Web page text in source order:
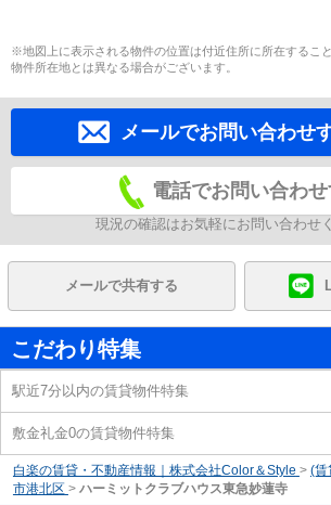
※地図上に表示される物件の位置は付近住所に所在するこ
物件所在地とは異なる場合がございます。
メールでお問い合わせ
電話でお問い合わ
現況の確認はお気軽にお問い合わせ
メールで共有する
こだわり特集
駅近7分以内の賃貸物件特集
敷金礼金0の賃貸物件特集
白楽の賃貸・不動産情報｜株式会社Color＆Style > (賃
市港北区 > ハーミットクラブハウス東急妙蓮寺